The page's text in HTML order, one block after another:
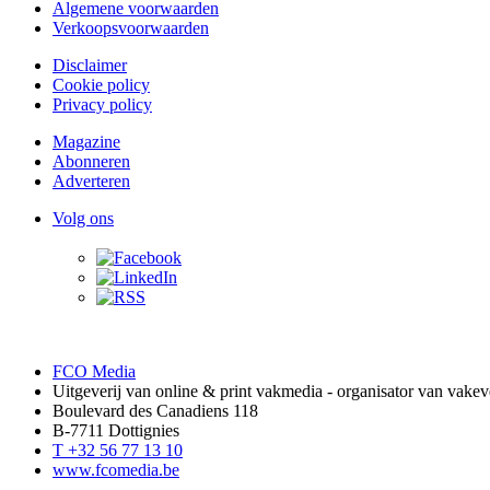
Algemene voorwaarden
Verkoopsvoorwaarden
Disclaimer
Cookie policy
Privacy policy
Magazine
Abonneren
Adverteren
Volg ons
FCO Media
Uitgeverij van online & print vakmedia - organisator van
Boulevard des Canadiens 118
B-7711 Dottignies
T +32 56 77 13 10
www.fcomedia.be